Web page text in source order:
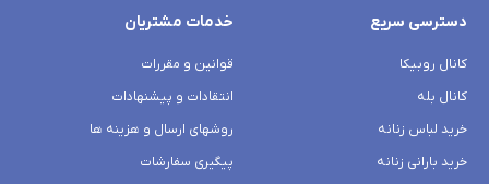
دسترسی سریع
کانال روبیکا
کانال بله
خرید لباس زنانه
خرید بارانی زنانه
خدمات مشتریان
قوانین و مقررات
انتقادات و پیشنهادات
روشهای ارسال و هزینه ها
پیگیری سفارشات